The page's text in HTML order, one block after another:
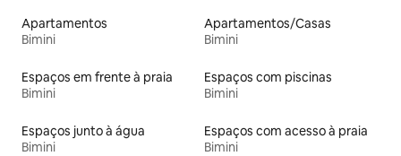
Apartamentos
Bimini
Apartamentos/Casas
Bimini
Espaços em frente à praia
Bimini
Espaços com piscinas
Bimini
Espaços junto à água
Bimini
Espaços com acesso à praia
Bimini